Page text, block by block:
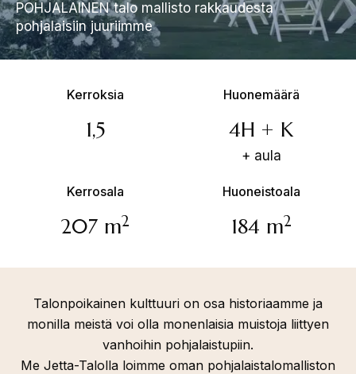
POHJALAINEN talo mallisto rakkaudesta
pohjalaisiin juuriimme
Kerroksia
1,5
Huonemäärä
4H + K
+ aula
Kerrosala
207 m2
Huoneistoala
184 m2
Talonpoikainen kulttuuri on osa historiaamme ja
monilla meistä voi olla monenlaisia muistoja liittyen
vanhoihin pohjalaistupiin.
Me Jetta-Talolla loimme oman pohjalaistalomalliston